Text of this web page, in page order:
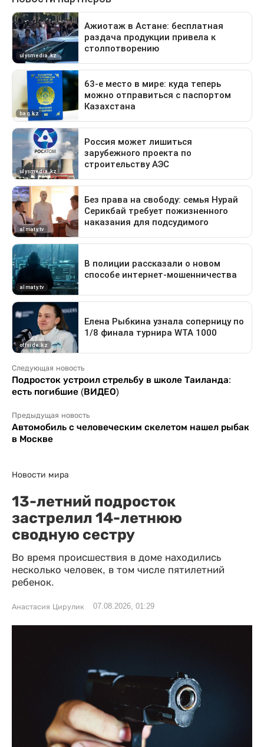
Следующая новость
Подросток устроил стрельбу в школе Таиланда:
есть погибшие (ВИДЕО)
Предыдущая новость
Автомобиль с человеческим скелетом нашел рыбак
в Москве
Новости мира
13-летний подросток
застрелил 14-летнюю
сводную сестру
Во время происшествия в доме находились
несколько человек, в том числе пятилетний
ребенок.
Анастасия Цирулик 07.08.2026, 01:29